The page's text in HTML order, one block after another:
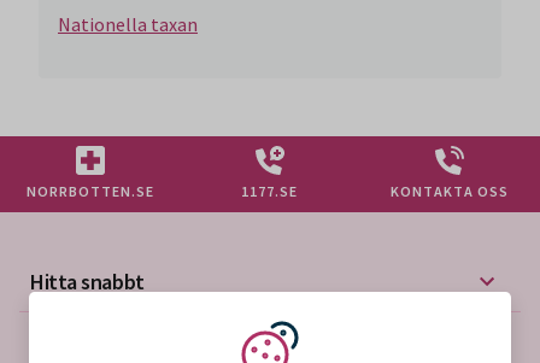
Nationella taxan
NORRBOTTEN.SE 1177.SE KONTAKTA OSS
Hitta snabbt
Mer på vårdgivarwebben